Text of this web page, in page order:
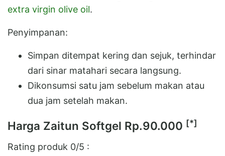
extra virgin olive oil.
Penyimpanan:
Simpan ditempat kering dan sejuk, terhindar
dari sinar matahari secara langsung.
Dikonsumsi satu jam sebelum makan atau
dua jam setelah makan.
Harga Zaitun Softgel Rp.90.000 [*]
Rating produk 0/5 :